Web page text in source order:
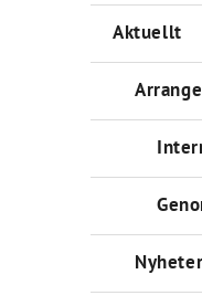
Aktuellt
Nyheter